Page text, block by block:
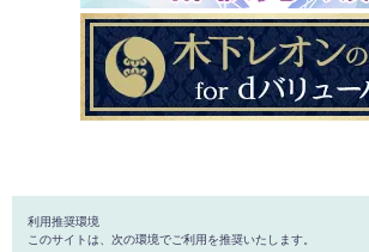
利用推奨環境
このサイトは、次の環境でご利用を推奨いたします。